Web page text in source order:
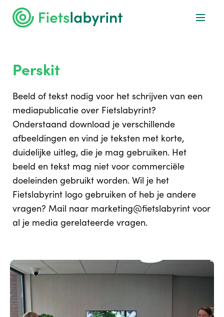
Perskit
Beeld of tekst nodig voor het schrijven van een
mediapublicatie over Fietslabyrint?
Onderstaand download je verschillende
afbeeldingen en vind je teksten met korte,
duidelijke uitleg, die je mag gebruiken. Het
beeld en tekst mag niet voor commerciële
doeleinden gebruikt worden. Wil je het
Fietslabyrint logo gebruiken of heb je andere
vragen? Mail naar marketing@fietslabyrint voor
al je media gerelateerde vragen.